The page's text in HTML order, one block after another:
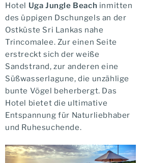
Hotel Uga Jungle Beach inmitten
des üppigen Dschungels an der
Ostküste Sri Lankas nahe
Trincomalee. Zur einen Seite
erstreckt sich der weiße
Sandstrand, zur anderen eine
Süßwasserlagune, die unzählige
bunte Vögel beherbergt. Das
Hotel bietet die ultimative
Entspannung für Naturliebhaber
und Ruhesuchende.